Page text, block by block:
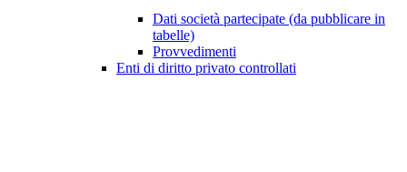
Dati società partecipate (da pubblicare in
tabelle)
Provvedimenti
Enti di diritto privato controllati